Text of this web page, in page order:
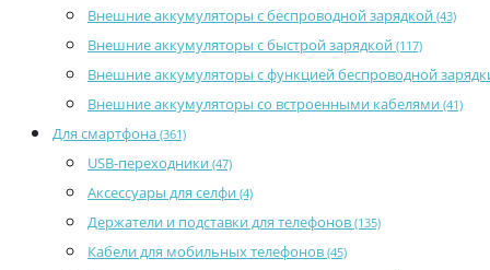
Внешние аккумуляторы с беспроводной зарядкой (43)
Внешние аккумуляторы с быстрой зарядкой (117)
Внешние аккумуляторы с функцией беспроводной
Внешние аккумуляторы со встроенными кабелями (41)
Для смартфона (361)
USB-переходники (47)
Аксессуары для селфи (4)
Держатели и подставки для телефонов (135)
Кабели для мобильных телефонов (45)